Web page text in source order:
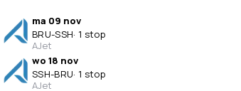
ma 09 nov
BRU-SSH· 1 stop
AJet
wo 18 nov
SSH-BRU· 1 stop
AJet